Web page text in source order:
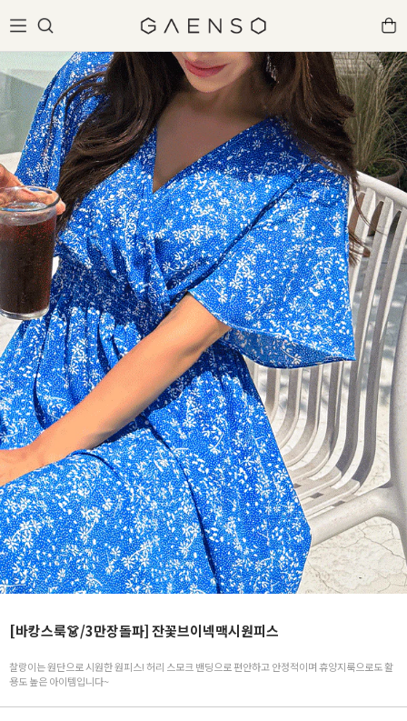
[바캉스룩👗/3만장돌파] 잔꽃브이넥맥시원피스
찰랑이는 원단으로 시원한 원피스! 허리 스모크 밴딩으로 편안하고 안정적이며 휴양지룩으로도 활
용도 높은 아이템입니다~